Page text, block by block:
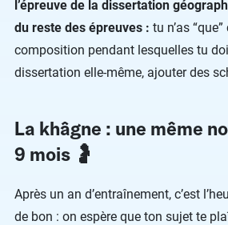
l’épreuve de la dissertation
du reste des épreuves : tu n’as
composition pendant lesquelles tu
dissertation elle-même, ajouter des
La khâgne : une même
9 mois 🤰
Après un an d’entraînement, c’est
de bon : on espère que ton sujet te